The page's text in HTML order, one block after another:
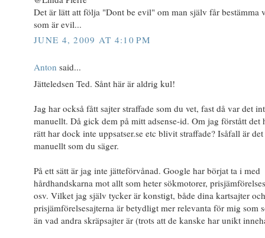
Det är lätt att följa "Dont be evil" om man själv får bestämma
som är evil...
JUNE 4, 2009 AT 4:10 PM
Anton said...
Jätteledsen Ted. Sånt här är aldrig kul!
Jag har också fått sajter straffade som du vet, fast då var det
manuellt. Då gick dem på mitt adsense-id. Om jag förstått det
rätt har dock inte uppsatser.se etc blivit straffade? Isåfall är
manuellt som du säger.
På ett sätt är jag inte jätteförvånad. Google har börjat ta i med
hårdhandskarna mot allt som heter sökmotorer,
osv. Vilket jag själv tycker är konstigt, både dina kartsajter och
prisjämförelsesajterna är betydligt mer relevanta för mig som
än vad andra skräpsajter är (trots att de kanske har unikt